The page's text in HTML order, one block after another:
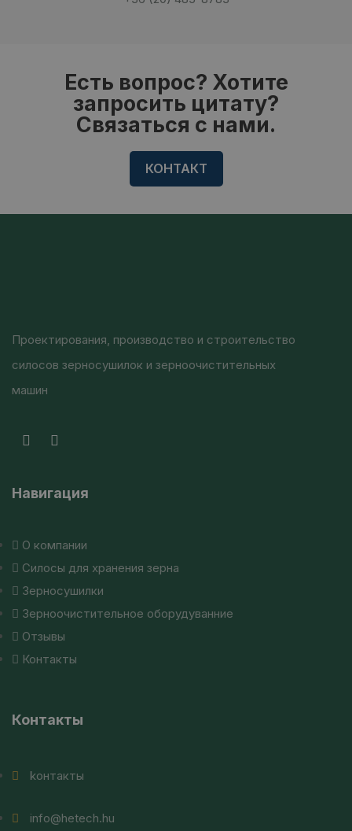
Есть вопрос? Хотите
запросить цитату?
Связаться с нами.
КОНТАКТ
Проектирования, производство и строительство
силосов зерносушилок и зерноочистительных
машин
Навигация
О компании
Силосы для хранения зерна
Зерносушилки
Зерноочистительное оборудуванние
Отзывы
Контакты
Контакты
kонтакты
info@hetech.hu